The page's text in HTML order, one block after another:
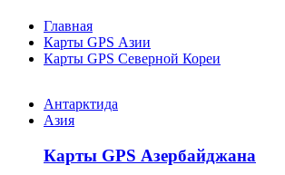
Главная
Карты GPS Азии
Карты GPS Северной Кореи
Антарктида
Азия
Карты GPS Азербайджана